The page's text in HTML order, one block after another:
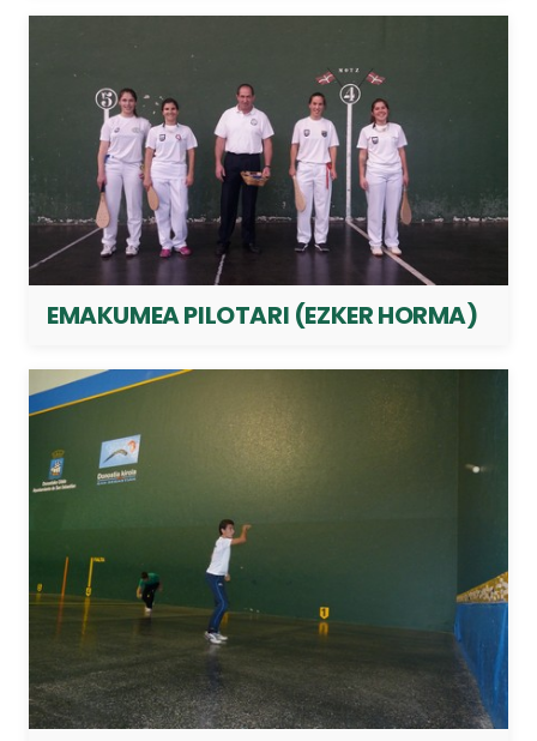
EMAKUMEA PILOTARI (EZKER HORMA)